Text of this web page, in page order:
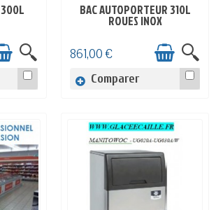
300L EN STOCK
BAC AUTOPORTEUR 310L
ROUES INOX
861,00 €
Comparer